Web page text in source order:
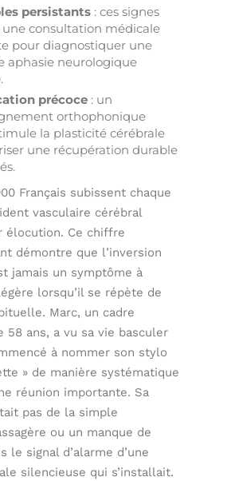
persistants : ces signes
consultation médicale
pour diagnostiquer une
aphasie neurologique
précoce : un
orthophonique
la plasticité cérébrale
une récupération durable
Français subissent chaque
vasculaire cérébral
élocution. Ce chiffre
démontre que l’inversion
jamais un symptôme à
lorsqu’il se répète de
Marc, un cadre
58 ans, a vu sa vie basculer
à nommer son stylo
» de manière systématique
réunion importante. Sa
pas de la simple
ou un manque de
le signal d’alarme d’une
silencieuse qui s’installait.